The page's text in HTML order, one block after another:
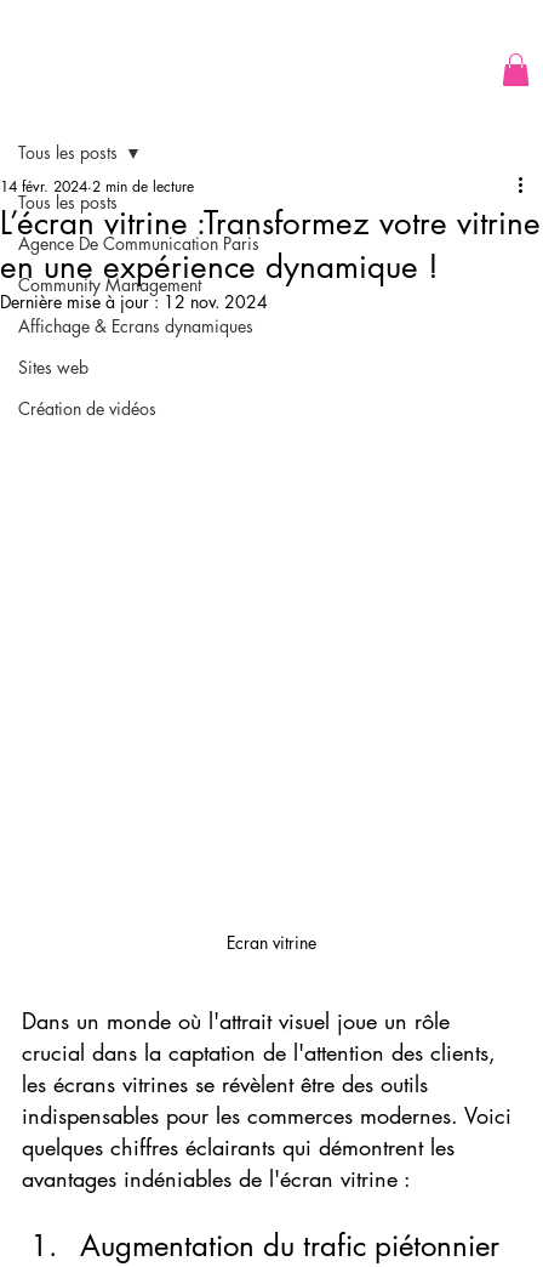
Tous les posts
Agence De Communication Paris
Community Management
Affichage & Ecrans dynamiques
Sites web
Création de vidéos
Tous les posts
L’écran vitrine :Transformez votre vitrine
en une expérience dynamique !
14 févr. 2024 2 min de lecture
Dernière mise à jour : 12 nov. 2024
Ecran vitrine
Dans un monde où l'attrait visuel joue un rôle
crucial dans la captation de l'attention des clients,
les écrans vitrines se révèlent être des outils
indispensables pour les commerces modernes. Voici
quelques chiffres éclairants qui démontrent les
avantages indéniables de l'écran vitrine :
Augmentation du trafic piétonnier